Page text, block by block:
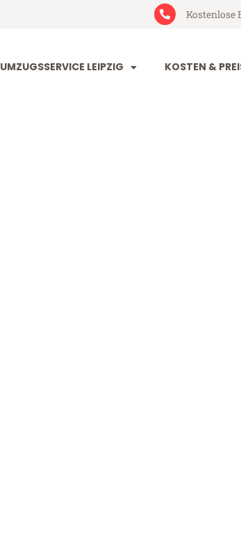
Kostenlose
UMZUGSSERVICE LEIPZIG KOSTEN &